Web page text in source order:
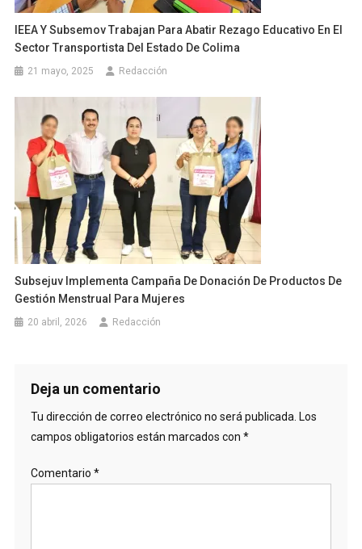
IEEA Y Subsemov Trabajan Para Abatir Rezago Educativo En El
Sector Transportista Del Estado De Colima
21 mayo, 2025 Redacción
Subsejuv Implementa Campaña De Donación De Productos De
Gestión Menstrual Para Mujeres
20 abril, 2026 Redacción
Deja un comentario
Tu dirección de correo electrónico no será publicada. Los
campos obligatorios están marcados con *
Comentario *